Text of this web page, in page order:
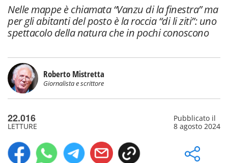
Nelle mappe è chiamata “Vanzu di la finestra” ma
per gli abitanti del posto è la roccia “di li ziti”: uno
spettacolo della natura che in pochi conoscono
Roberto Mistretta
Giornalista e scrittore
22.016
LETTURE
Pubblicato il
8 agosto 2024